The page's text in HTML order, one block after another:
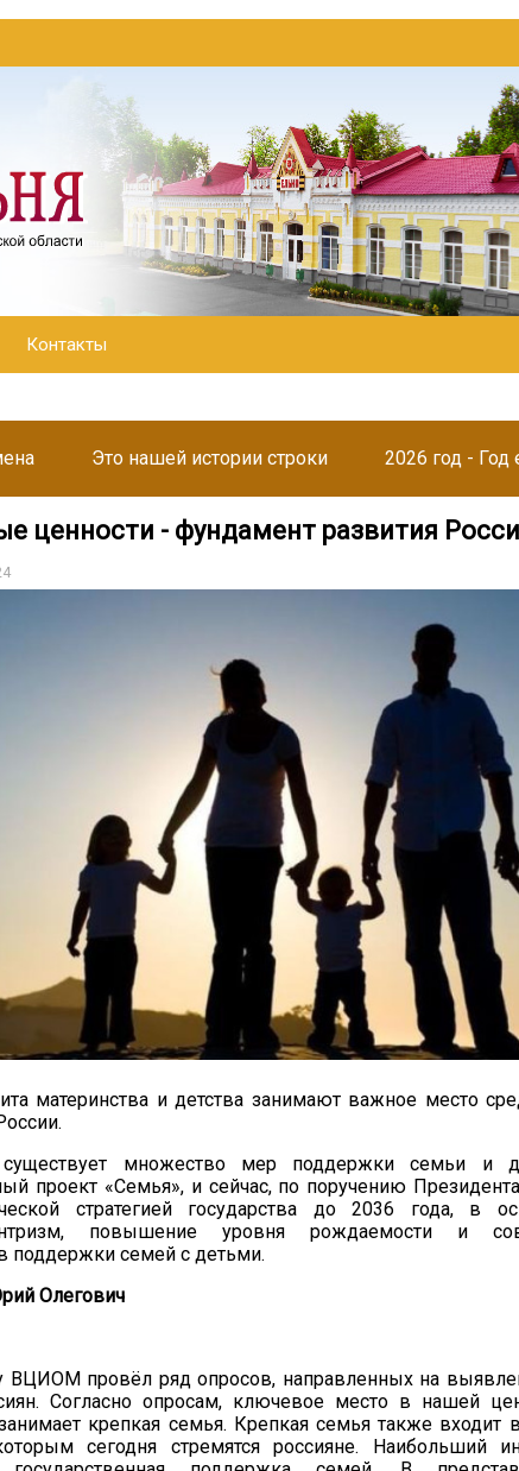
Контакты
Это нашей истории строки 2026 год - Год
ценности - фундамент развития
материнства и детства занимают важное место
множество мер поддержки семьи и
проект «Семья», и сейчас, по поручению
стратегией государства до 2036 года, в
повышение уровня рождаемости и
поддержки семей с детьми.
Олегович
ВЦИОМ провёл ряд опросов, направленных на
Согласно опросам, ключевое место в нашей
крепкая семья. Крепкая семья также
сегодня стремятся россияне. Наибольший